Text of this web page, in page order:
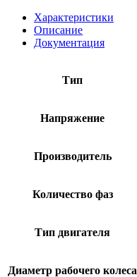
Характеристики
Описание
Документация
Тип
Напряжение
Производитель
Количество фаз
Тип двигателя
Диаметр рабочего колеса